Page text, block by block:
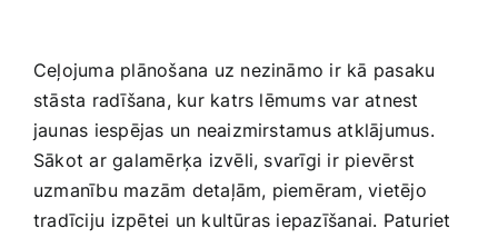
Ceļojuma plānošana uz nezināmo ir kā pasaku
stāsta radīšana, kur katrs lēmums var‍ atnest
jaunas‌ iespējas un neaizmirstamus atklājumus.
Sākot ar galamērķa izvēli, svarīgi ir pievērst
uzmanību mazām ‌detaļām, piemēram, vietējo⁣
tradīciju ⁢izpētei un kultūras iepazīšanai. Paturiet